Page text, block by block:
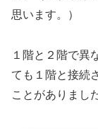
思います。）
１階と２階で異
ても１階と接続
ことがありまし